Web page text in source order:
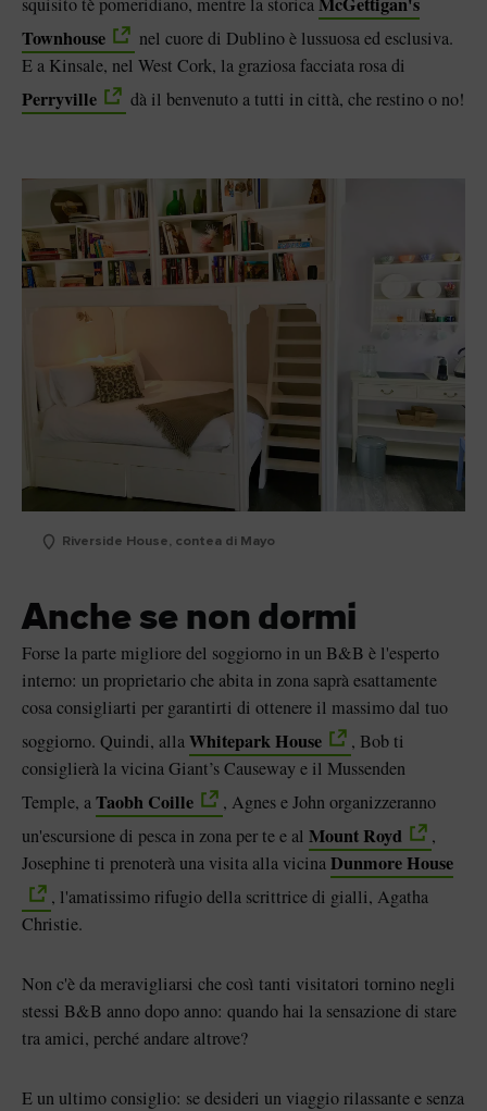
Townhouse
nel cuore di Dublino è lussuosa ed esclusiva.
E a Kinsale, nel West Cork, la graziosa facciata rosa di
Perryville dà il benvenuto a tutti in città, che restino o no!
Riverside House, contea di Mayo
Anche se non dormi
Forse la parte migliore del soggiorno in un B&B è l'esperto
interno: un proprietario che abita in zona saprà esattamente
cosa consigliarti per garantirti di ottenere il massimo dal tuo
soggiorno. Quindi, allaWhitepark House
, Bob ti
consiglierà la vicina Giant’s Causeway e il Mussenden
Temple, aTaobh Coille
, Agnes e John organizzeranno
un'escursione di pesca in zona per te e al Mount Royd
,
Josephine ti prenoterà una visita alla vicinaDunmore House
, l'amatissimo rifugio della scrittrice di gialli, Agatha
Christie.
Non c'è da meravigliarsi che così tanti visitatori tornino negli
stessi B&B anno dopo anno: quando hai la sensazione di stare
tra amici, perché andare altrove?
E un ultimo consiglio: se desideri un viaggio rilassante e senza